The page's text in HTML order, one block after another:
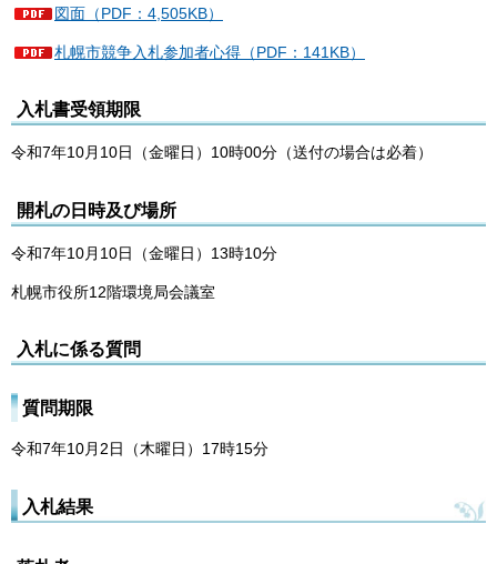
図面（PDF：4,505KB）
札幌市競争入札参加者心得（PDF：141KB）
入札書受領期限
令和7年10月10日（金曜日）10時00分（送付の場合は必着）
開札の日時及び場所
令和7年10月10日（金曜日）13時10分
札幌市役所12階環境局会議室
入札に係る質問
質問期限
令和7年10月2日（木曜日）17時15分
入札結果